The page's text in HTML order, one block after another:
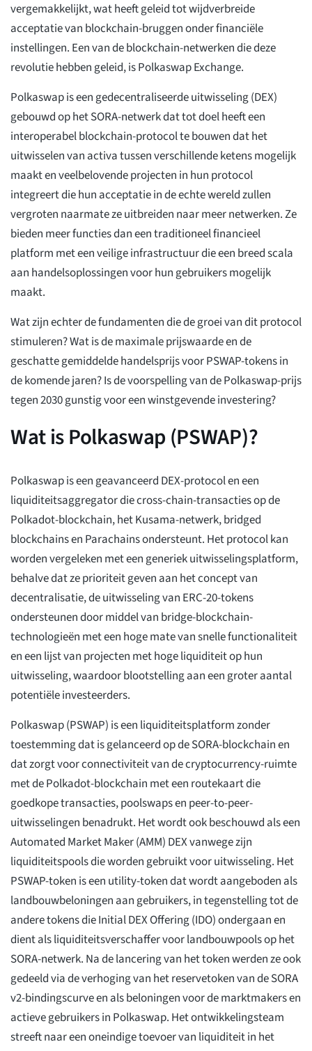
vergemakkelijkt, wat heeft geleid tot wijdverbreide
acceptatie van blockchain-bruggen onder financiële
instellingen. Een van de blockchain-netwerken die deze
revolutie hebben geleid, is Polkaswap Exchange.
Polkaswap is een gedecentraliseerde uitwisseling (DEX)
gebouwd op het SORA-netwerk dat tot doel heeft een
interoperabel blockchain-protocol te bouwen dat het
uitwisselen van activa tussen verschillende ketens mogelijk
maakt en veelbelovende projecten in hun protocol
integreert die hun acceptatie in de echte wereld zullen
vergroten naarmate ze uitbreiden naar meer netwerken. Ze
bieden meer functies dan een traditioneel financieel
platform met een veilige infrastructuur die een breed scala
aan handelsoplossingen voor hun gebruikers mogelijk
maakt.
Wat zijn echter de fundamenten die de groei van dit protocol
stimuleren? Wat is de maximale prijswaarde en de
geschatte gemiddelde handelsprijs voor PSWAP-tokens in
de komende jaren? Is de voorspelling van de Polkaswap-prijs
tegen 2030 gunstig voor een winstgevende investering?
Wat is Polkaswap (PSWAP)?
Polkaswap is een geavanceerd DEX-protocol en een
liquiditeitsaggregator die cross-chain-transacties op de
Polkadot-blockchain, het Kusama-netwerk, bridged
blockchains en Parachains ondersteunt. Het protocol kan
worden vergeleken met een generiek uitwisselingsplatform,
behalve dat ze prioriteit geven aan het concept van
decentralisatie, de uitwisseling van ERC-20-tokens
ondersteunen door middel van bridge-blockchain-
technologieën met een hoge mate van snelle functionaliteit
en een lijst van projecten met hoge liquiditeit op hun
uitwisseling, waardoor blootstelling aan een groter aantal
potentiële investeerders.
Polkaswap (PSWAP) is een liquiditeitsplatform zonder
toestemming dat is gelanceerd op de SORA-blockchain en
dat zorgt voor connectiviteit van de cryptocurrency-ruimte
met de Polkadot-blockchain met een routekaart die
goedkope transacties, poolswaps en peer-to-peer-
uitwisselingen benadrukt. Het wordt ook beschouwd als een
Automated Market Maker (AMM) DEX vanwege zijn
liquiditeitspools die worden gebruikt voor uitwisseling. Het
PSWAP-token is een utility-token dat wordt aangeboden als
landbouwbeloningen aan gebruikers, in tegenstelling tot de
andere tokens die Initial DEX Offering (IDO) ondergaan en
dient als liquiditeitsverschaffer voor landbouwpools op het
SORA-netwerk. Na de lancering van het token werden ze ook
gedeeld via de verhoging van het reservetoken van de SORA
v2-bindingscurve en als beloningen voor de marktmakers en
actieve gebruikers in Polkaswap. Het ontwikkelingsteam
streeft naar een oneindige toevoer van liquiditeit in het